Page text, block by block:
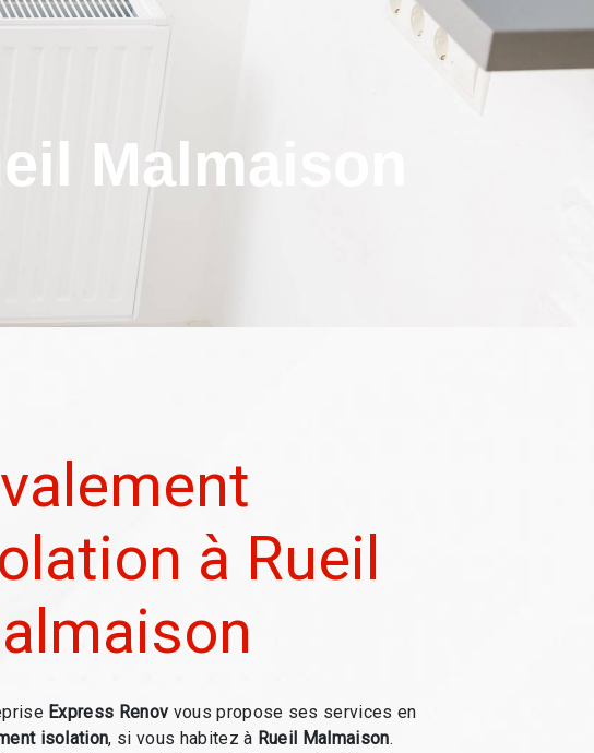
Malmaison
à Rueil
Express Renov vous propose ses services en
isolation, si vous habitez à Rueil Malmaison.